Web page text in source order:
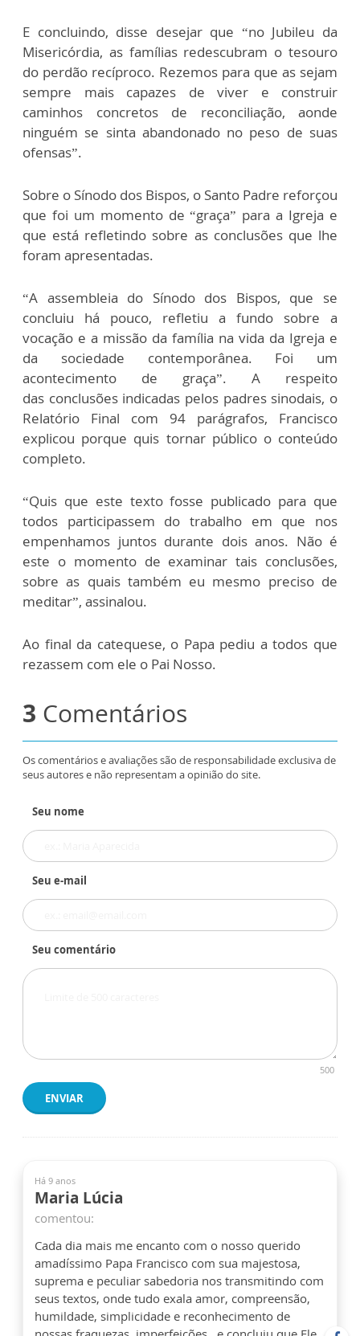
E concluindo, disse desejar que “no Jubileu da
Misericórdia, as famílias redescubram o tesouro
do perdão recíproco. Rezemos para que as sejam
sempre mais capazes de viver e construir
caminhos concretos de reconciliação, aonde
ninguém se sinta abandonado no peso de suas
ofensas”.
Sobre o Sínodo dos Bispos, o Santo Padre reforçou
que foi um momento de “graça” para a Igreja e
que está refletindo sobre as conclusões que lhe
foram apresentadas.
“A assembleia do Sínodo dos Bispos, que se
concluiu há pouco, refletiu a fundo sobre a
vocação e a missão da família na vida da Igreja e
da sociedade contemporânea. Foi um
acontecimento de graça”. A respeito
das conclusões indicadas pelos padres sinodais, o
Relatório Final com 94 parágrafos, Francisco
explicou porque quis tornar público o conteúdo
completo.
“Quis que este texto fosse publicado para que
todos participassem do trabalho em que nos
empenhamos juntos durante dois anos. Não é
este o momento de examinar tais conclusões,
sobre as quais também eu mesmo preciso de
meditar”, assinalou.
Ao final da catequese, o Papa pediu a todos que
rezassem com ele o Pai Nosso.
3 Comentários
Os comentários e avaliações são de responsabilidade exclusiva de
seus autores e não representam a opinião do site.
Seu nome
Seu e-mail
Seu comentário
500
ENVIAR
Há 9 anos
Maria Lúcia
comentou:
Cada dia mais me encanto com o nosso querido
amadíssimo Papa Francisco com sua majestosa,
suprema e peculiar sabedoria nos transmitindo com
seus textos, onde tudo exala amor, compreensão,
humildade, simplicidade e reconhecimento de